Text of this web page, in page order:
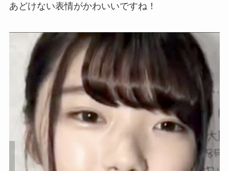
あどけない表情がかわいいですね！